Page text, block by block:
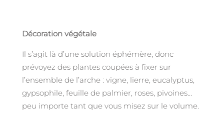
Décoration végétale
Il s’agit là d’une solution éphémère, donc
prévoyez des plantes coupées à fixer sur
l’ensemble de l’arche : vigne, lierre, eucalyptus,
gypsophile, feuille de palmier, roses, pivoines…
peu importe tant que vous misez sur le volume.